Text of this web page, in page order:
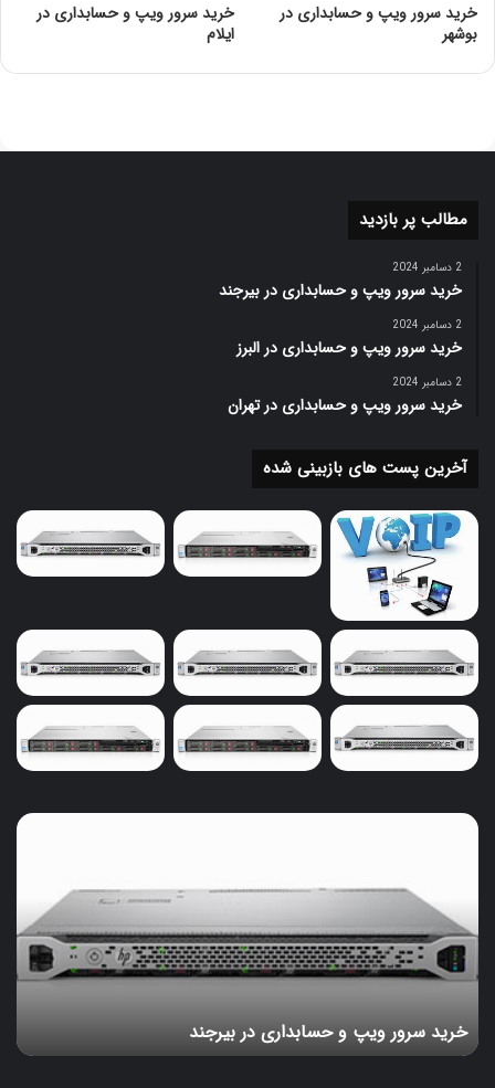
خرید سرور ویپ و حسابداری در
بوشهر
خرید سرور ویپ و حسابداری در
ایلام
مطالب پر بازدید
2 دسامبر 2024
خرید سرور ویپ و حسابداری در بیرجند
2 دسامبر 2024
خرید سرور ویپ و حسابداری در البرز
2 دسامبر 2024
خرید سرور ویپ و حسابداری در تهران
آخرین پست های بازبینی شده
خرید
حسابداری
در
بیرجند
خرید سرور ویپ و حسابداری در بیرجند